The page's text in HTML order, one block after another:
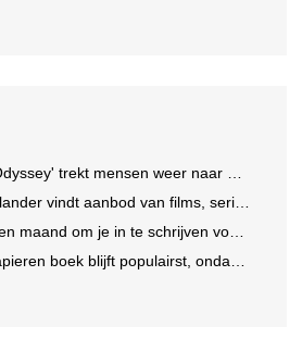
trekt mensen weer naar de bioscoop
vindt aanbod van films, series en sport vaak versnipperd
om je in te schrijven voor de Mercurs 2026
boek blijft populairst, ondanks digitale alternatieven